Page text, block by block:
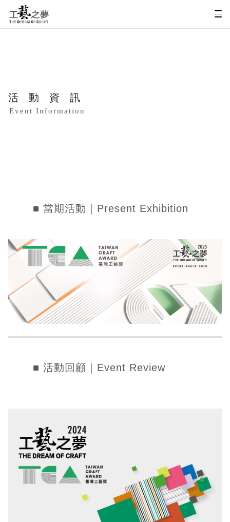
活動資訊
Event Information
■ 當期活動｜Present Exhibition
■ 活動回顧｜Event Review